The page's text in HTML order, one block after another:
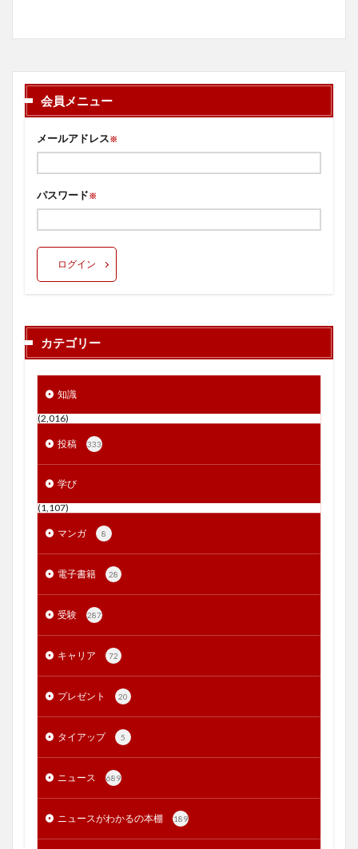
会員メニュー
メールアドレス※
パスワード※
ログイン
カテゴリー
知識
(2,016)
投稿 333
学び
(1,107)
マンガ 8
電子書籍 28
受験 287
キャリア 72
プレゼント 20
タイアップ 5
ニュース 689
ニュースがわかるの本棚 189